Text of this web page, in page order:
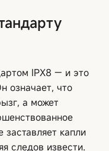
IPX8 — и это
означает, что
а может
капли
следов извести.